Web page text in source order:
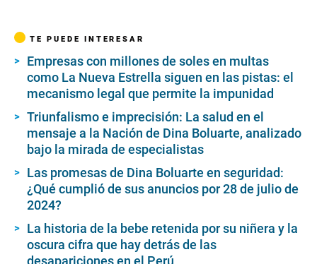
TE PUEDE INTERESAR
Empresas con millones de soles en multas
como La Nueva Estrella siguen en las pistas: el
mecanismo legal que permite la impunidad
Triunfalismo e imprecisión: La salud en el
mensaje a la Nación de Dina Boluarte, analizado
bajo la mirada de especialistas
Las promesas de Dina Boluarte en seguridad:
¿Qué cumplió de sus anuncios por 28 de julio de
2024?
La historia de la bebe retenida por su niñera y la
oscura cifra que hay detrás de las
desapariciones en el Perú